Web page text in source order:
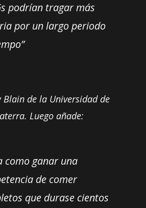
podrían tragar más
por un largo periodo
Blain de la Universidad de
Luego añade:
como ganar una
de comer
que durase cientos